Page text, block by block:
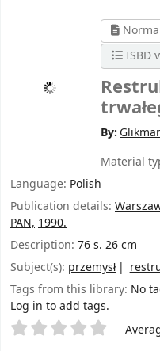
ISBD
By:
Material
Language: Polish
Publication details:
PAN,1990.
Description: 76 s. 26 cm
Subject(s): przemysł
Tags from this library: No
Log in to add tags.
Star ratings